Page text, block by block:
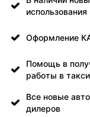
использования
Оформление
Помощь в
работы в такси
Все новые
дилеров